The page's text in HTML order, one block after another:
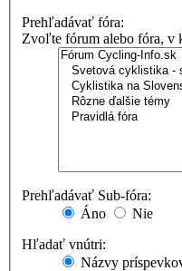
Prehľadávať fóra:
Zvoľte fórum alebo fóra, v
Prehľadávať Sub-fóra:
Áno
Nie
Hľadať vnútri:
Názvy